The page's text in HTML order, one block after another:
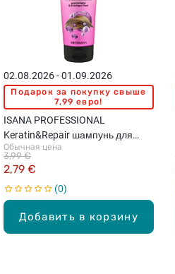
Добавить в корзину
02.08.2026 - 01.09.2026
Подарок за покупку свыше
7,99 евро!
ISANA PROFESSIONAL
Keratin&Repair шампунь для
поврежденных волос, 250мл
Обычная цена
2,79 €
3,99 €
0